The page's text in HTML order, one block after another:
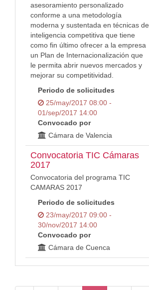
asesoramiento personalizado
conforme a una metodología
moderna y sustentada en técnicas de
inteligencia competitiva que tiene
como fin último ofrecer a la empresa
un Plan de Internacionalización que
le permita abrir nuevos mercados y
mejorar su competitividad.
Periodo de solicitudes
25/may/2017 08:00 -
01/sep/2017 14:00
Convocado por
Cámara de Valencia
Convocatoria TIC Cámaras
2017
Convocatoria del programa TIC
CAMARAS 2017
Periodo de solicitudes
23/may/2017 09:00 -
30/nov/2017 14:00
Convocado por
Cámara de Cuenca